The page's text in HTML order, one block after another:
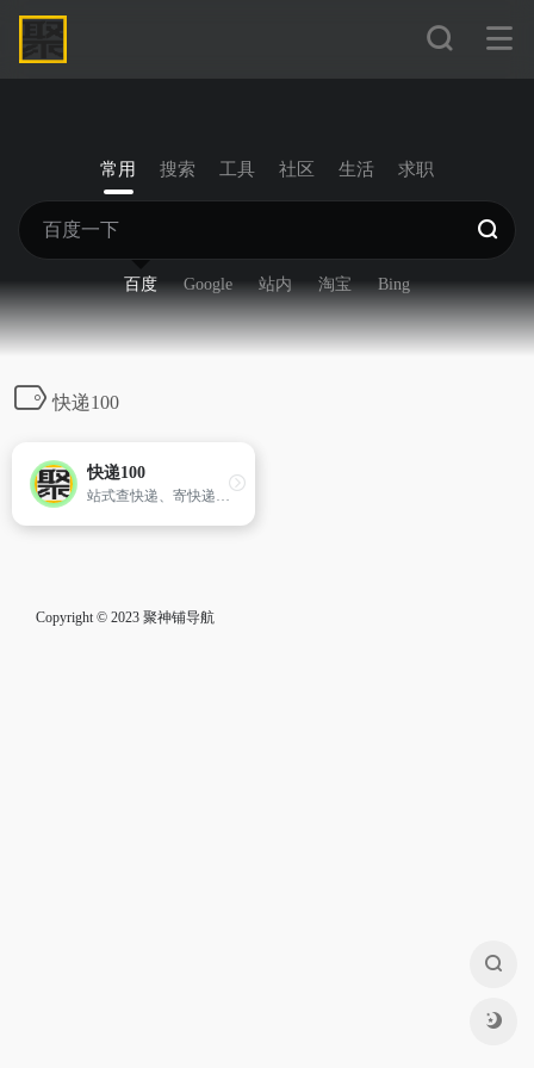
常用 搜索 工具 社区 生活 求职
百度 Google 站内 淘宝 Bing
快递100
快递100
站式查快递、寄快递信息服务平台。支持全球1500+快递公司单号查询、价格查询、时效查询；支持商家寄件、寄快递，国际快递、同城快递、大件物流；提供企业级快递查询API接口、电子面单API接口、寄件API接口
Copyright © 2023 聚神铺导航